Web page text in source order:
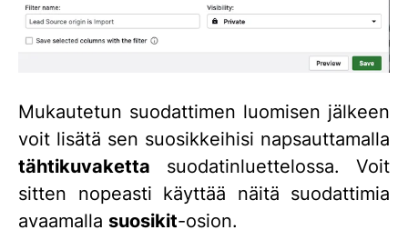
Mukautetun suodattimen luomisen jälkeen
voit lisätä sen suosikkeihisi napsauttamalla
tähtikuvaketta suodatinluettelossa. Voit
sitten nopeasti käyttää näitä suodattimia
avaamalla suosikit-osion.